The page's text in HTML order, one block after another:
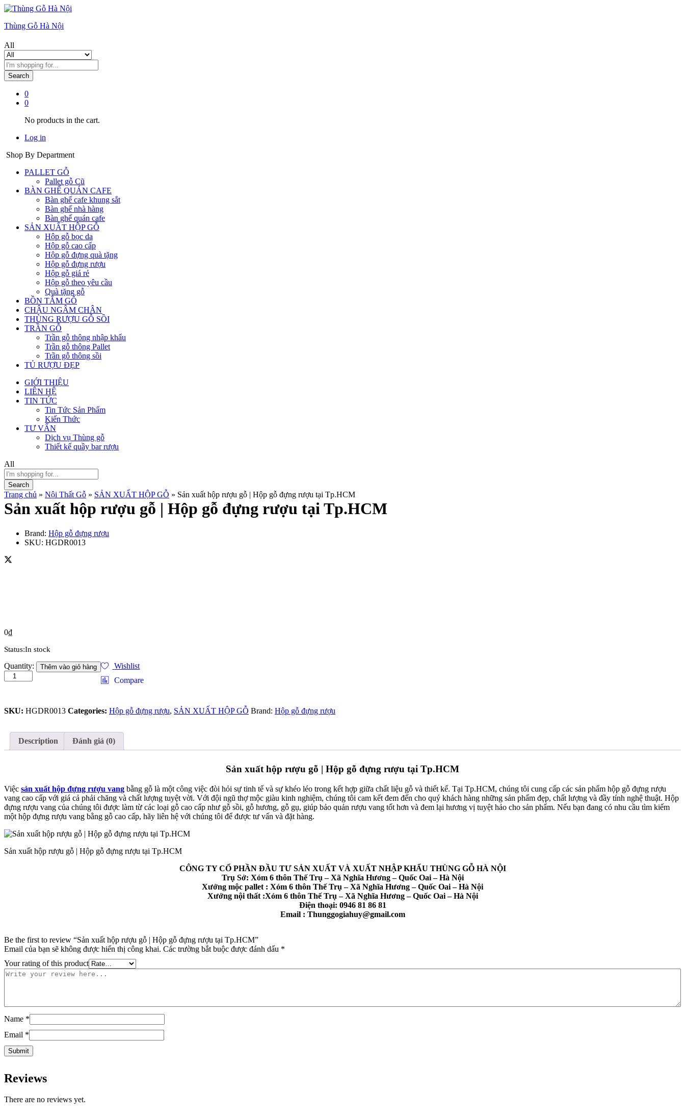
Thùng Gỗ Hà Nội
All
Search
0
0
No products in the cart.
Log in
Shop By Department
PALLET GỖ
Pallet gỗ Cũ
BÀN GHẾ QUÁN CAFE
Bàn ghế cafe khung sắt
Bàn ghế nhà hàng
Bàn ghế quán cafe
SẢN XUẤT HỘP GỖ
Hộp gỗ bọc da
Hộp gỗ cao cấp
Hộp gỗ đựng quà tặng
Hộp gỗ đựng rượu
Hộp gỗ giá rẻ
Hộp gỗ theo yêu cầu
Quà tặng gỗ
BỒN TẮM GỖ
CHẬU NGÂM CHÂN
THÙNG RƯỢU GỖ SỒI
TRẦN GỖ
Trần gỗ thông nhập khẩu
Trần gỗ thông Pallet
Trần gỗ thông sồi
TỦ RƯỢU ĐẸP
GIỚI THIỆU
LIÊN HỆ
TIN TỨC
Tin Tức Sản Phẩm
Kiến Thức
TƯ VẤN
Dịch vụ Thùng gỗ
Thiết kế quầy bar rượu
All
Search
Trang chủ » Nội Thất Gỗ » SẢN XUẤT HỘP GỖ » Sản xuất hộp rượu gỗ | Hộp gỗ đựng rượu tại Tp.HCM
Sản xuất hộp rượu gỗ | Hộp gỗ đựng rượu tại Tp.HCM
Brand: Hộp gỗ đựng rượu
SKU: HGDR0013
0₫
Status:In stock
Sản
xuất
hộp
|
đựng
rượu
Quantity: Thêm vào giỏ hàng
Wishlist
Compare
SKU: HGDR0013 Categories: Hộp gỗ đựng rượu, SẢN XUẤT HỘP GỖ Brand: Hộp gỗ đựng rượu
Description Đánh giá (0)
Sản xuất hộp rượu gỗ | Hộp gỗ đựng rượu tại Tp.HCM
Việc sản xuất hộp đựng rượu vang bằng gỗ là một công việc đòi hỏi sự tinh tế và sự khéo léo trong kết hợp giữa chất liệu gỗ và thiết kế. Tại Tp.HCM, chúng tôi cung cấp các sản phẩm hộp gỗ đựng rượu
vang cao cấp với giá cả phải chăng và chất lượng tuyệt vời. Với đội ngũ thợ mộc giàu kinh nghiệm, chúng tôi cam kết đem đến cho quý khách hàng những sản phẩm đẹp, chất lượng và đầy tính nghệ thuật. Hộp
đựng rượu vang của chúng tôi được làm từ các loại gỗ cao cấp như gỗ sồi, gỗ hương, gỗ gụ, giúp bảo quản rượu vang tốt hơn và đem lại hương vị tuyệt hảo cho sản phẩm. Nếu bạn đang có nhu cầu tìm kiếm
một hộp đựng rượu vang bằng gỗ cao cấp, hãy liên hệ với chúng tôi để được tư vấn và đặt hàng.
Sản xuất hộp rượu gỗ | Hộp gỗ đựng rượu tại Tp.HCM
CÔNG TY CỔ PHẦN ĐẦU TƯ SẢN XUẤT VÀ XUẤT NHẬP KHẨU THÙNG GỖ HÀ NỘI
Trụ Sở: Xóm 6 thôn Thế Trụ – Xã Nghĩa Hương – Quốc Oai – Hà Nội
Xưởng mộc pallet : Xóm 6 thôn Thế Trụ – Xã Nghĩa Hương – Quốc Oai – Hà Nội
Xưởng nội thất :Xóm 6 thôn Thế Trụ – Xã Nghĩa Hương – Quốc Oai – Hà Nội
Điện thoại: 0946 81 86 81
Email : Thunggogiahuy@gmail.com
Be the first to review “Sản xuất hộp rượu gỗ | Hộp gỗ đựng rượu tại Tp.HCM”
Email của bạn sẽ không được hiển thị công khai. Các trường bắt buộc được đánh dấu *
Your rating of this product
Name *
Email *
Reviews
There are no reviews yet.